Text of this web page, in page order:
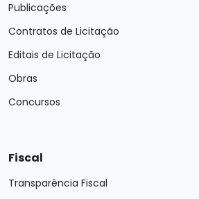
Publicações
Contratos de Licitação
Editais de Licitação
Obras
Concursos
Fiscal
Transparência Fiscal